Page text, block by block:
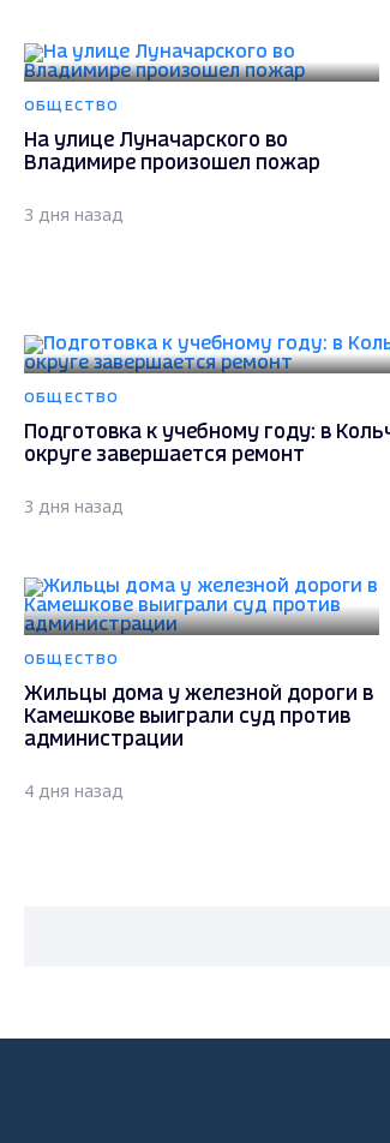
ОБЩЕСТВО
На улице Луначарского во
Владимире произошел пожар
3 дня назад
ОБЩЕСТВО
Подготовка к учебному году: в
округе завершается ремонт
3 дня назад
ОБЩЕСТВО
Жильцы дома у железной дороги в
Камешкове выиграли суд против
администрации
4 дня назад